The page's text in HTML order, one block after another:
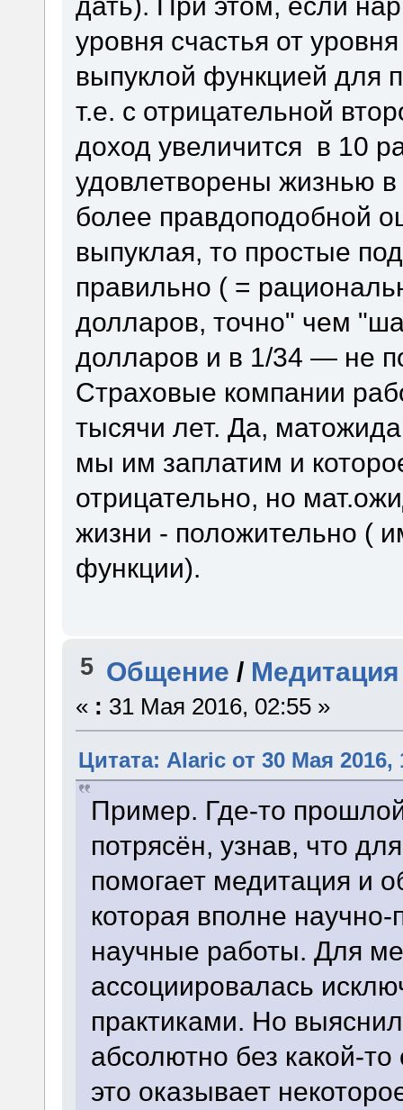
уровня счастья от
выпуклой функцией для
т.е. с отрицательной
доход увеличится в 10
удовлетворены жизнью
более правдоподобной
выпуклая, то простые
правильно ( =
долларов, точно" чем
долларов и в 1/34 — не
Страховые компании
тысячи лет. Да,
мы им заплатим и
отрицательно, но
жизни - положительно (
функции).
5 Общение / Медитация
« : 31 Мая 2016, 02:55 »
Цитата: Alaric от 30 Мая 2016,
Пример. Где-то
потрясён, узнав, что
помогает медитация и
которая вполне
научные работы. Для
ассоциировалась
практиками. Но
абсолютно без какой-
это оказывает